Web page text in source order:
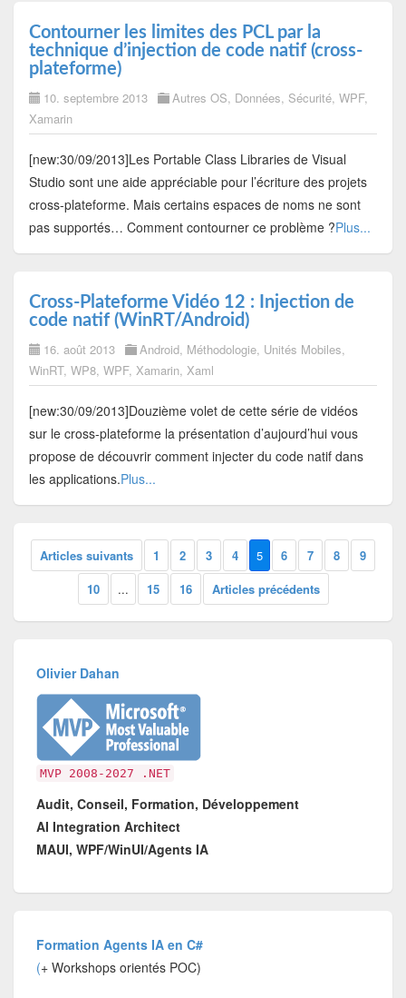
Contourner les limites des PCL par la
technique d’injection de code natif (cross-
plateforme)
10. septembre 2013 Autres OS, Données, Sécurité, WPF,
Xamarin
[new:30/09/2013]Les Portable Class Libraries de Visual
Studio sont une aide appréciable pour l’écriture des projets
cross-plateforme. Mais certains espaces de noms ne sont
pas supportés… Comment contourner ce problème ?Plus...
Cross-Plateforme Vidéo 12 : Injection de
code natif (WinRT/Android)
16. août 2013 Android, Méthodologie, Unités Mobiles,
WinRT, WP8, WPF, Xamarin, Xaml
[new:30/09/2013]Douzième volet de cette série de vidéos
sur le cross-plateforme la présentation d’aujourd’hui vous
propose de découvrir comment injecter du code natif dans
les applications.Plus...
Articles suivants 1 2 3 4 5 6 7 8
9
10
... 15 16 Articles précédents
Olivier Dahan
MVP 2008-2027 .NET
Audit, Conseil, Formation, Développement
AI Integration Architect
MAUI, WPF/WinUI/Agents IA
Formation Agents IA en C#
(+ Workshops orientés POC)